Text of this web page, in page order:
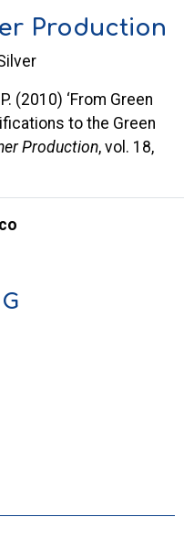
Production
(2010) ‘From Green
to the Green
Production, vol. 18,